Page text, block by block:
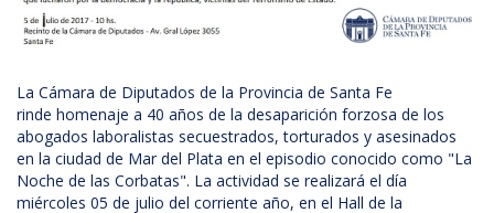
La Cámara de Diputados de la Provincia de Santa Fe
rinde homenaje a 40 años de la desaparición forzosa de los
abogados laboralistas secuestrados, torturados y asesinados
en la ciudad de Mar del Plata en el episodio conocido como "La
Noche de las Corbatas". La actividad se realizará el día
miércoles 05 de julio del corriente año, en el Hall de la